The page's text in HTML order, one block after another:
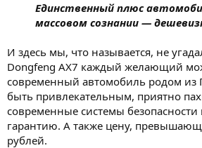
Единственный плюс
массовом сознании —
И здесь мы, что называется, не
Dongfeng AX7 каждый желающий
современный автомобиль родом из
быть привлекательным, приятно
современные системы
гарантию. А также цену,
рублей.